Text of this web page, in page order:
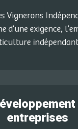
Vignerons
d’une exigence,
entreprises